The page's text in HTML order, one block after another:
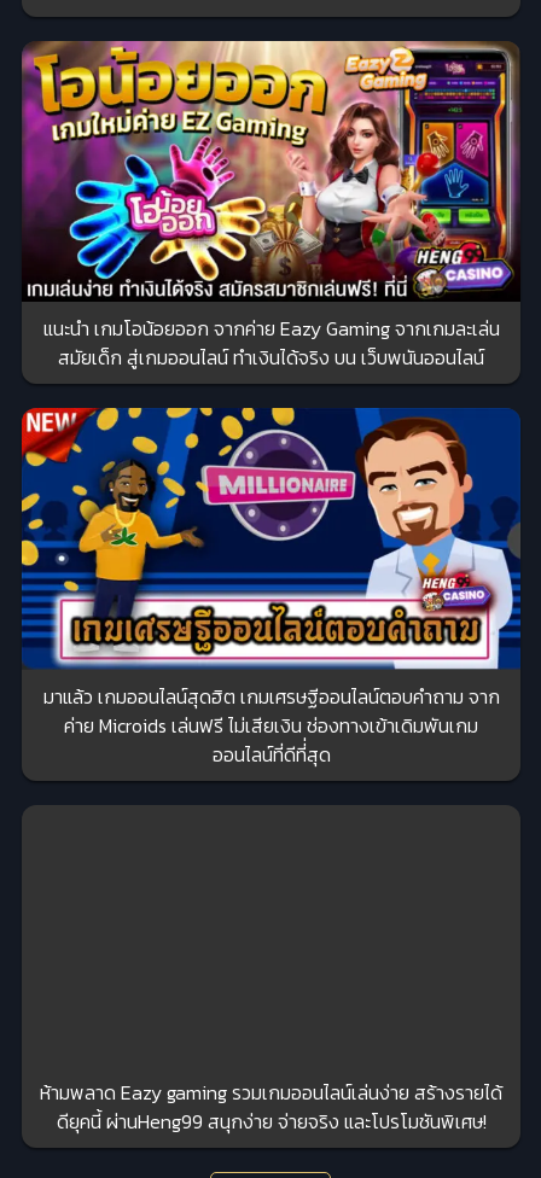
แนะนำ เกมโอน้อยออก จากค่าย Eazy Gaming จากเกมละเล่น
สมัยเด็ก สู่เกมออนไลน์ ทำเงินได้จริง บน เว็บพนันออนไลน์
มาแล้ว เกมออนไลน์สุดฮิต เกมเศรษฐีออนไลน์ตอบคําถาม จาก
ค่าย Microids เล่นฟรี ไม่เสียเงิน ช่องทางเข้าเดิมพันเกม
ออนไลน์ที่ดีที่่สุด
ห้ามพลาด Eazy gaming รวมเกมออนไลน์เล่นง่าย สร้างรายได้
ดียุคนี้ ผ่านHeng99 สนุกง่าย จ่ายจริง และโปรโมชันพิเศษ!